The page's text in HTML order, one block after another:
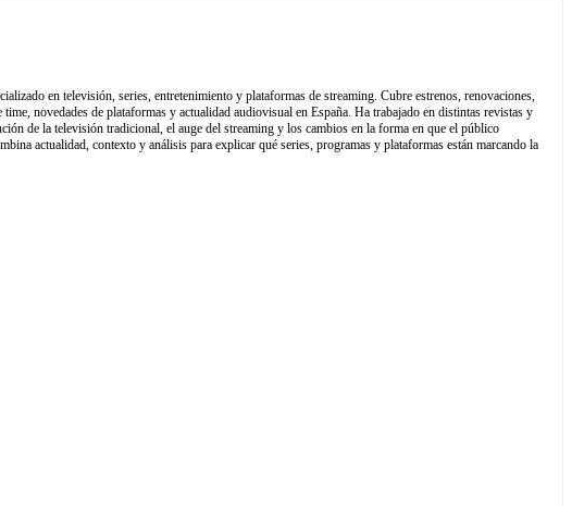
en televisión, series, entretenimiento y plataformas de streaming. Cubre estrenos, renovaciones,
novedades de plataformas y actualidad audiovisual en España. Ha trabajado en distintas revistas y
de la televisión tradicional, el auge del streaming y los cambios en la forma en que el público
actualidad, contexto y análisis para explicar qué series, programas y plataformas están marcando la